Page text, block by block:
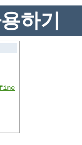
하기